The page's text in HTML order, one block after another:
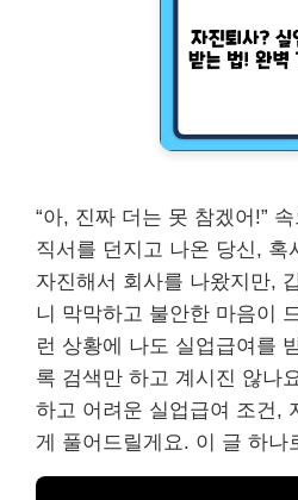
“아, 진짜 더는 못 참겠어!”
직서를 던지고 나온 당신, 혹
자진해서 회사를 나왔지만,
니 막막하고 불안한 마음이
런 상황에 나도 실업급여를
록 검색만 하고 계시진 않나
하고 어려운 실업급여 조건,
게 풀어드릴게요. 이 글 하